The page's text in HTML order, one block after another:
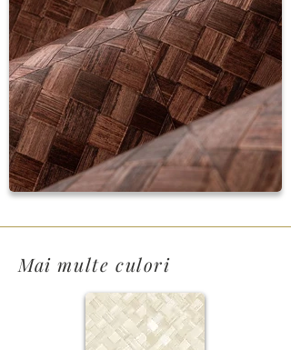
Mai multe culori